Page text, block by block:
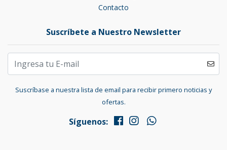
Contacto
Suscríbete a Nuestro Newsletter
Suscríbase a nuestra lista de email para recibir primero noticias y
ofertas.
Síguenos: